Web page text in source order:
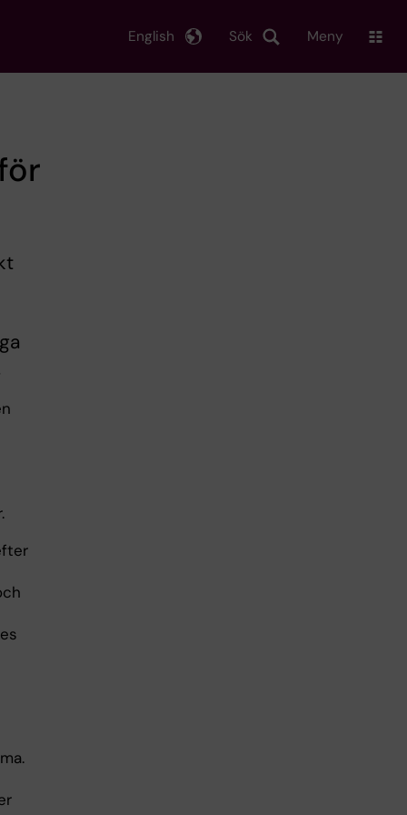
Sök
English Meny